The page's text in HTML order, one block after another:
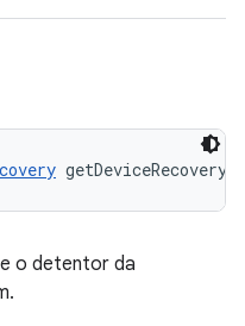
getDeviceRecovery
o detentor da